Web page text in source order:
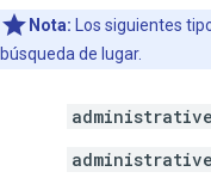
Nota: Los siguientes
búsqueda de lugar.